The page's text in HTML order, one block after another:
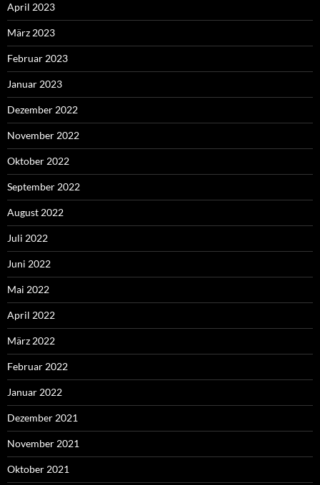
April 2023
März 2023
Februar 2023
Januar 2023
Dezember 2022
November 2022
Oktober 2022
September 2022
August 2022
Juli 2022
Juni 2022
Mai 2022
April 2022
März 2022
Februar 2022
Januar 2022
Dezember 2021
November 2021
Oktober 2021